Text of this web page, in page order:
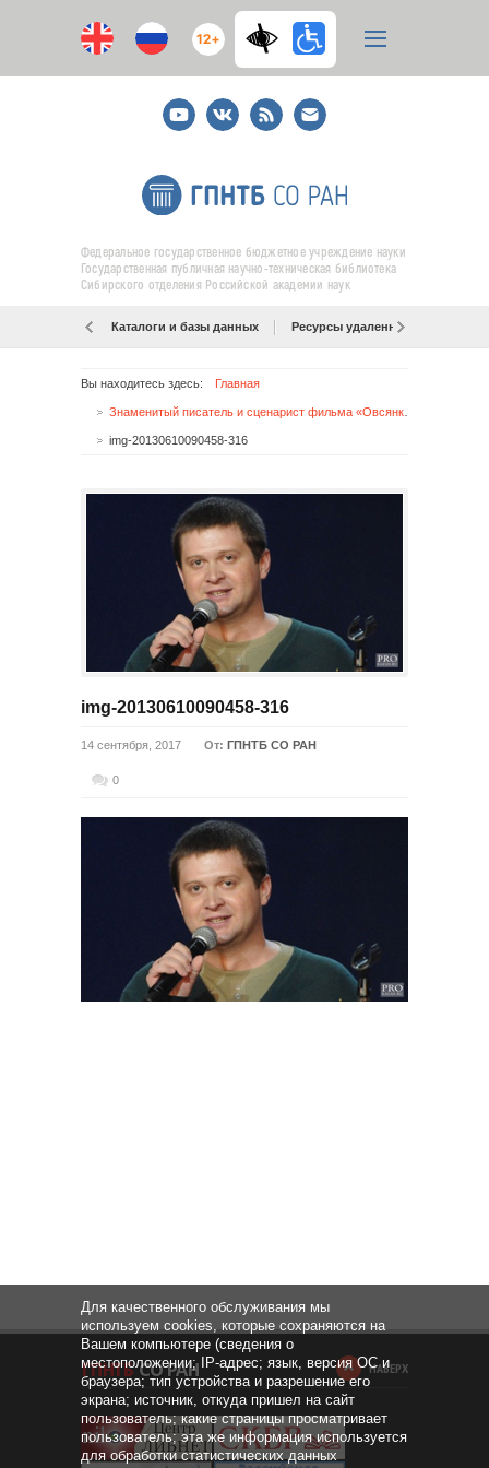
12+
YoutubeВКонтакте
RSS
E-
mail
подписка
Федеральное государственное бюджетное учреждение науки
Государственная публичная научно-техническая библиотека
Сибирского отделения Российской академии наук
Каталоги и базы данных Ресурсы удаленного доступа
Вы находитесь здесь: Главная
img-20130610090458-316
img-20130610090458-316
14 сентября, 2017 От: ГПНТБ СО РАН
0
НАВЕРХ
Для качественного обслуживания мы
используем cookies, которые сохраняются на
Вашем компьютере (сведения о
местоположении; IP-адрес; язык, версия ОС и
браузера; тип устройства и разрешение его
экрана; источник, откуда пришел на сайт
пользователь; какие страницы просматривает
пользователь; эта же информация используется
для обработки статистических данных